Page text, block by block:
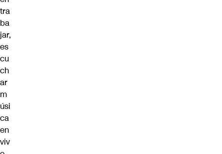
tra
ba
jar,
es
cu
ch
ar
m
úsi
ca
en
viv